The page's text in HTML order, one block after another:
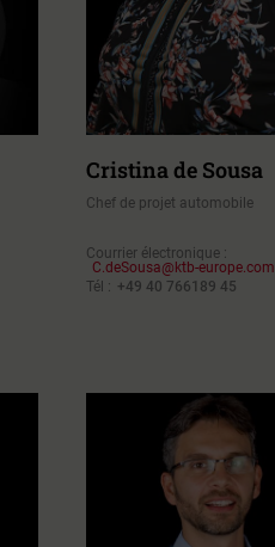
Cristina de Sousa
Chef de projet automobile
Courrier électronique :
C.deSousa@ktb-europe.com
Tél : +49 40 766189 45